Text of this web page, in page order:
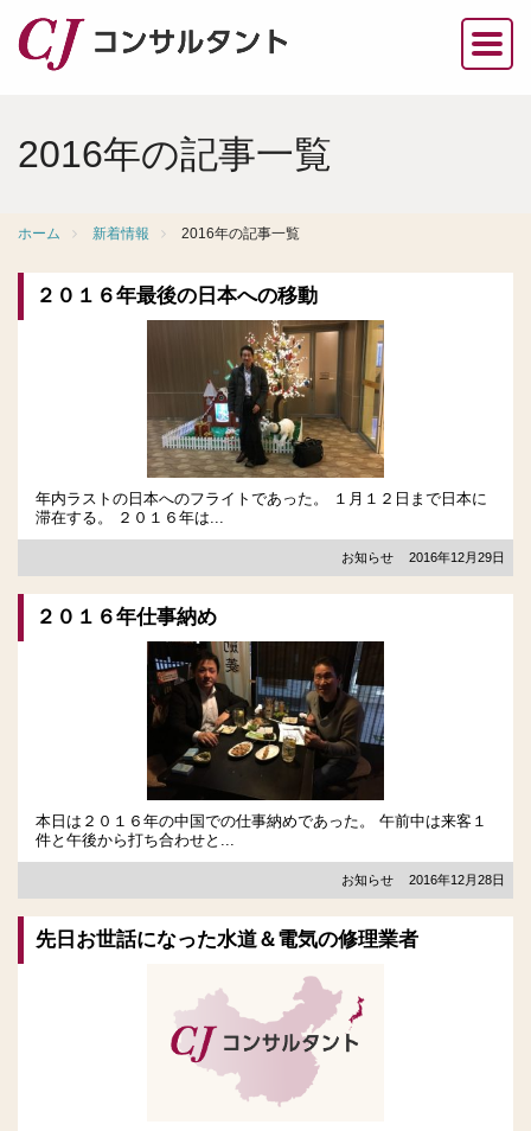
2016年の記事一覧
ホーム 新着情報 2016年の記事一覧
２０１６年最後の日本への移動
年内ラストの日本へのフライトであった。 １月１２日まで日本に
滞在する。 ２０１６年は...
お知らせ 2016年12月29日
２０１６年仕事納め
本日は２０１６年の中国での仕事納めであった。 午前中は来客１
件と午後から打ち合わせと...
お知らせ 2016年12月28日
先日お世話になった水道＆電気の修理業者